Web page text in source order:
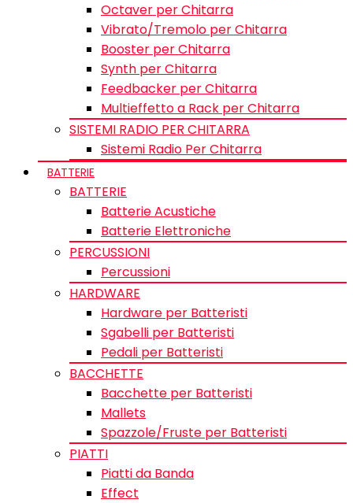
Octaver per Chitarra
Vibrato/Tremolo per Chitarra
Booster per Chitarra
Synth per Chitarra
Feedbacker per Chitarra
Multieffetto a Rack per Chitarra
SISTEMI RADIO PER CHITARRA
Sistemi Radio Per Chitarra
BATTERIE
BATTERIE
Batterie Acustiche
Batterie Elettroniche
PERCUSSIONI
Percussioni
HARDWARE
Hardware per Batteristi
Sgabelli per Batteristi
Pedali per Batteristi
BACCHETTE
Bacchette per Batteristi
Mallets
Spazzole/Fruste per Batteristi
PIATTI
Piatti da Banda
Effect